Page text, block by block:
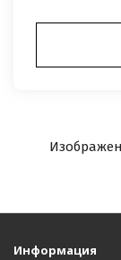
Информация